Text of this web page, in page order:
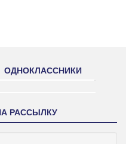
ОДНОКЛАССНИКИ
РАССЫЛКУ